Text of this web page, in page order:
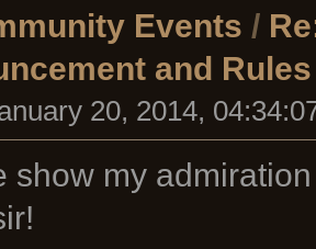
Events /
and Rules
20, 2014,
show my